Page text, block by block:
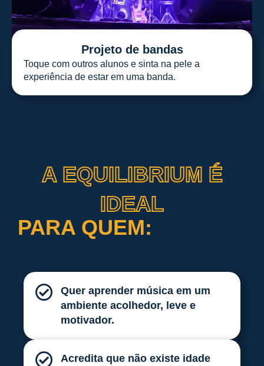
Projeto de bandas
Toque com outros alunos e sinta na pele a
experiência de estar em uma banda.
A EQUILIBRIUM É
IDEAL
PARA QUEM:
Quer aprender música em um
ambiente acolhedor, leve e
motivador.
Acredita que não existe idade